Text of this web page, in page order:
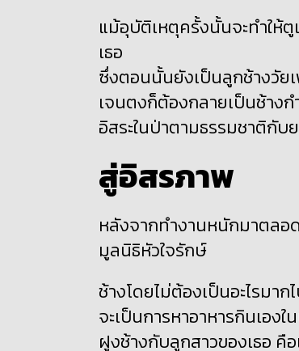
แม้อุบัติเหตุครั้งนั้นจะทำให้
เธอ
ซึ่งตอนนั้นยังเป็นลูกช้างวัย
เจนตงก็ต้องกลายเป็นช้าง
อิสระในป่าตามธรรมชาติกับ
สู่อิสรภาพ
หลังจากทำงานหนักมาตลอ
มูลนิธิหัวใจรักษ์
ช้างโดยไม่ต้องเป็นอะไรมาก
จะเป็นการหาอาหารกินเอง
ฝูงช้างกับลูกสาวของเธอ คื